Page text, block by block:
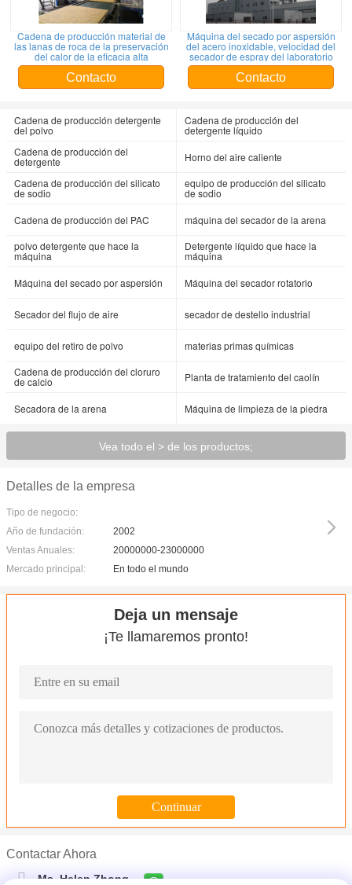
Cadena de producción material de
las lanas de roca de la preservación
del calor de la eficacia alta
Contacto
Máquina del secado por aspersión
del acero inoxidable, velocidad del
secador de espray del laboratorio
Contacto
Cadena de producción detergente
del polvo
Cadena de producción del
detergente líquido
Cadena de producción del
detergente
Horno del aire caliente
Cadena de producción del silicato
de sodio
equipo de producción del silicato
de sodio
Cadena de producción del PAC
máquina del secador de la arena
polvo detergente que hace la
máquina
Detergente líquido que hace la
máquina
Máquina del secado por aspersión
Máquina del secador rotatorio
Secador del flujo de aire secador de destello industrial
equipo del retiro de polvo
materias primas químicas
Cadena de producción del cloruro
de calcio Planta de tratamiento del caolín
Secadora de la arena Máquina de limpieza de la piedra
Vea todo el > de los productos;
Detalles de la empresa
Tipo de negocio:
Año de fundación:
2002
Ventas Anuales:
20000000-23000000
Mercado principal:
En todo el mundo
Deja un mensaje
¡Te llamaremos pronto!
Contactar Ahora
Ms. Helen Zhong